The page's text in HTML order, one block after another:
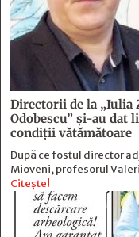
Directorii de la „Iulia
Odobescu” și-au dat
condiții vătămătoare
După ce fostul director
Mioveni, profesorul
Citește!